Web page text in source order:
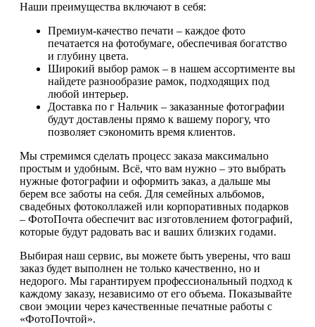
Наши преимущества включают в себя:
Премиум-качество печати – каждое фото
печатается на фотобумаге, обеспечивая богатство
и глубину цвета.
Широкий выбор рамок – в нашем ассортименте вы
найдете разнообразие рамок, подходящих под
любой интерьер.
Доставка по г Нальчик – заказанные фотографии
будут доставлены прямо к вашему порогу, что
позволяет сэкономить время клиентов.
Мы стремимся сделать процесс заказа максимально
простым и удобным. Всё, что вам нужно – это выбрать
нужные фотографии и оформить заказ, а дальше мы
берем все заботы на себя. Для семейных альбомов,
свадебных фотоколлажей или корпоративных подарков
– ФотоПочта обеспечит вас изготовлением фотографий,
которые будут радовать вас и ваших близких годами.
Выбирая наш сервис, вы можете быть уверены, что ваш
заказ будет выполнен не только качественно, но и
недорого. Мы гарантируем профессиональный подход к
каждому заказу, независимо от его объема. Показывайте
свои эмоции через качественные печатные работы с
«ФотоПочтой».